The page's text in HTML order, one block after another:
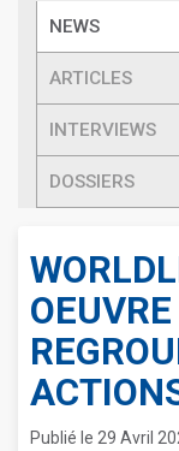
NEWS
ARTICLES
INTERVIEWS
DOSSIERS
Publié le 29 Avril